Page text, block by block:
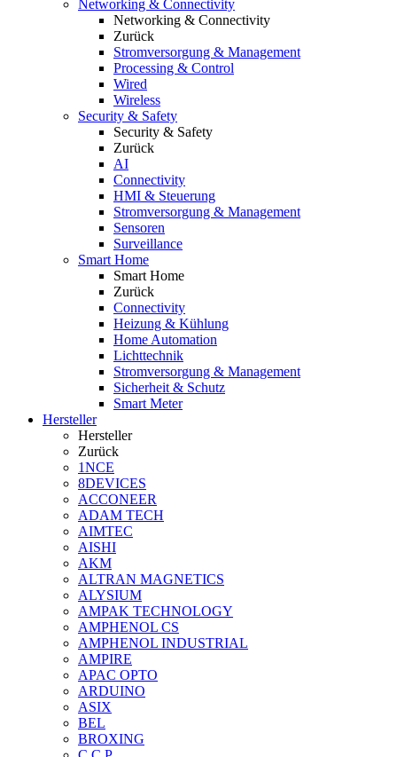
Networking & Connectivity
Networking & Connectivity
Zurück
Stromversorgung & Management
Processing & Control
Wired
Wireless
Security & Safety
Security & Safety
Zurück
AI
Connectivity
HMI & Steuerung
Stromversorgung & Management
Sensoren
Surveillance
Smart Home
Smart Home
Zurück
Connectivity
Heizung & Kühlung
Home Automation
Lichttechnik
Stromversorgung & Management
Sicherheit & Schutz
Smart Meter
Hersteller
Hersteller
Zurück
1NCE
8DEVICES
ACCONEER
ADAM TECH
AIMTEC
AISHI
AKM
ALTRAN MAGNETICS
ALYSIUM
AMPAK TECHNOLOGY
AMPHENOL CS
AMPHENOL INDUSTRIAL
AMPIRE
APAC OPTO
ARDUINO
ASIX
BEL
BROXING